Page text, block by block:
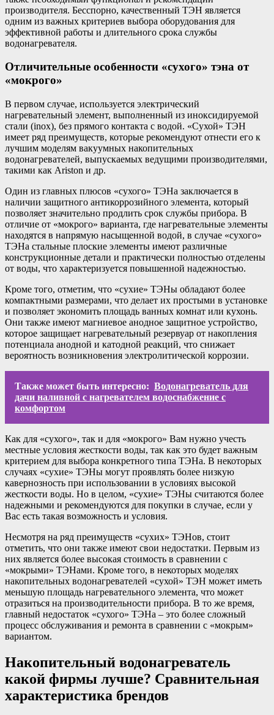
производителя. Бесспорно, качественный ТЭН является
одним из важных критериев выбора оборудования для
эффективной работы и длительного срока службы
водонагревателя.
Отличительные особенности «сухого» тэна от
«мокрого»
В первом случае, используется электрический
нагревательный элемент, выполненный из иноксидируемой
стали (inox), без прямого контакта с водой. «Сухой» ТЭН
имеет ряд преимуществ, которые рекомендуют отнести его к
лучшим моделям вакуумных накопительных
водонагревателей, выпускаемых ведущими производителями,
такими как Ariston и др.
Один из главных плюсов «сухого» ТЭНа заключается в
наличии защитного антикоррозийного элемента, который
позволяет значительно продлить срок службы прибора. В
отличие от «мокрого» варианта, где нагревательные элементы
находятся в напрямую насыщенной водой, в случае «сухого»
ТЭНа стальные плоские элементы имеют различные
конструкционные детали и практически полностью отделены
от воды, что характеризуется повышенной надежностью.
Кроме того, отметим, что «сухие» ТЭНы обладают более
компактными размерами, что делает их простыми в установке
и позволяет экономить площадь ванных комнат или кухонь.
Они также имеют магниевое анодное защитное устройство,
которое защищает нагревательный резервуар от накопления
потенциала анодной и катодной реакций, что снижает
вероятность возникновения электролитической коррозии.
Также может быть интересно: Водонагреватель для
дачи наливной с нагревателем водоснабжение с
комфортом
Как для «сухого», так и для «мокрого» Вам нужно учесть
местные условия жесткости воды, так как это будет важным
критерием для выбора конкретного типа ТЭНа. В некоторых
случаях «сухие» ТЭНы могут проявлять более низкую
кавернозность при использовании в условиях высокой
жесткости воды. Но в целом, «сухие» ТЭНы считаются более
надежными и рекомендуются для покупки в случае, если у
Вас есть такая возможность и условия.
Несмотря на ряд преимуществ «сухих» ТЭНов, стоит
отметить, что они также имеют свои недостатки. Первым из
них является более высокая стоимость в сравнении с
«мокрыми» ТЭНами. Кроме того, в некоторых моделях
накопительных водонагревателей «сухой» ТЭН может иметь
меньшую площадь нагревательного элемента, что может
отразиться на производительности прибора. В то же время,
главный недостаток «сухого» ТЭНа – это более сложный
процесс обслуживания и ремонта в сравнении с «мокрым»
вариантом.
Накопительный водонагреватель
какой фирмы лучше? Сравнительная
характеристика брендов